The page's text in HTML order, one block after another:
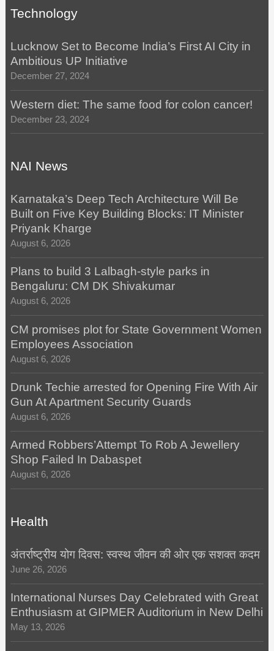
Technology
Lucknow Set to Become India’s First AI City in
Ambitious UP Initiative
December 27, 2024
Western diet: The same food for colon cancer!
December 23, 2024
NAI News
Karnataka’s Deep Tech Architecture Will Be
Built on Five Key Building Blocks: IT Minister
Priyank Kharge
August 6, 2026
Plans to build 3 Lalbagh-style parks in
Bengaluru: CM DK Shivakumar
August 6, 2026
CM promises plot for State Government Women
Employees Association
August 6, 2026
Drunk Techie arrested for Opening Fire With Air
Gun At Apartment Security Guards
August 6, 2026
Armed Robbers’Attempt To Rob A Jewellery
Shop Failed In Dabaspet
August 6, 2026
Health
अंतर्राष्ट्रीय योग दिवस: स्वस्थ जीवन की ओर एक सशक्त कदम
June 26, 2026
International Nurses Day Celebrated with Great
Enthusiasm at GIPMER Auditorium in New Delhi
May 13, 2026